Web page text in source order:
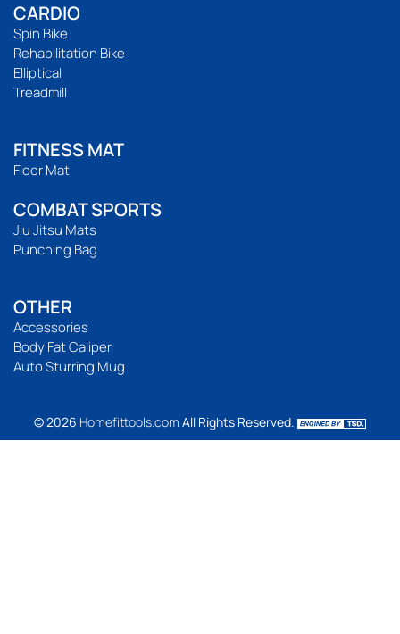
CARDIO
Spin Bike
Rehabilitation Bike
Elliptical
Treadmill
FITNESS MAT
Floor Mat
COMBAT SPORTS
Jiu Jitsu Mats
Punching Bag
OTHER
Accessories
Body Fat Caliper
Auto Sturring Mug
© 2026 Homefittools.com All Rights Reserved.